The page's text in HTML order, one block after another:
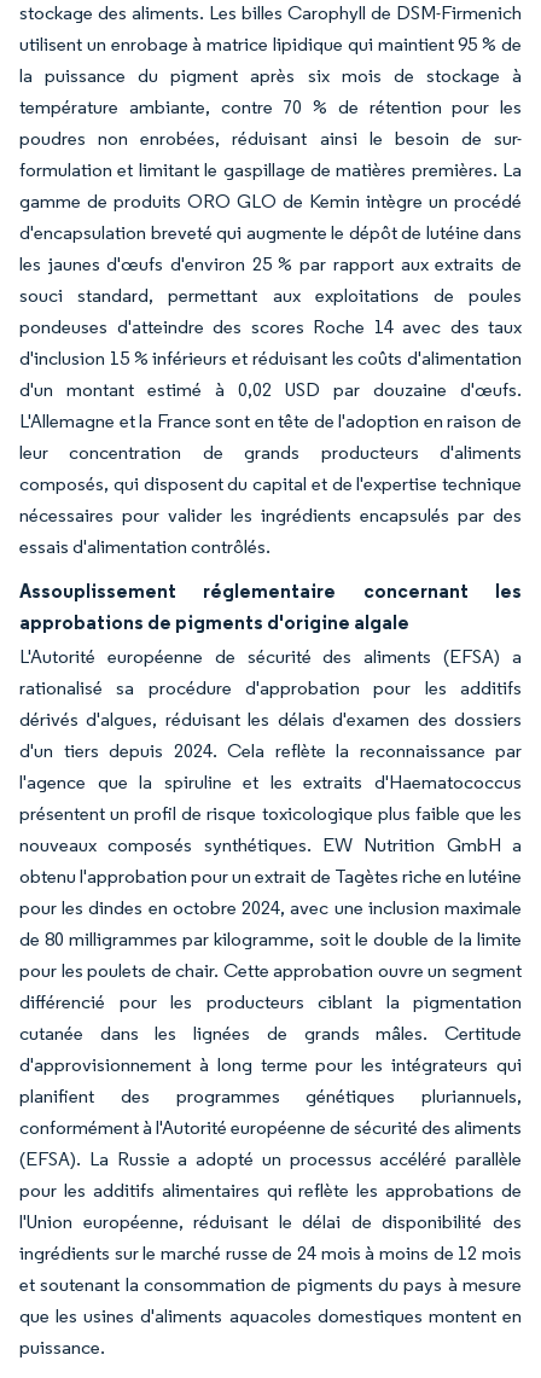
stockage des aliments. Les billes Carophyll de DSM-Firmenich
utilisent un enrobage à matrice lipidique qui maintient 95 % de
la puissance du pigment après six mois de stockage à
température ambiante, contre 70 % de rétention pour les
poudres non enrobées, réduisant ainsi le besoin de sur-
formulation et limitant le gaspillage de matières premières. La
gamme de produits ORO GLO de Kemin intègre un procédé
d'encapsulation breveté qui augmente le dépôt de lutéine dans
les jaunes d'œufs d'environ 25 % par rapport aux extraits de
souci standard, permettant aux exploitations de poules
pondeuses d'atteindre des scores Roche 14 avec des taux
d'inclusion 15 % inférieurs et réduisant les coûts d'alimentation
d'un montant estimé à 0,02 USD par douzaine d'œufs.
L'Allemagne et la France sont en tête de l'adoption en raison de
leur concentration de grands producteurs d'aliments
composés, qui disposent du capital et de l'expertise technique
nécessaires pour valider les ingrédients encapsulés par des
essais d'alimentation contrôlés.
Assouplissement réglementaire concernant les
approbations de pigments d'origine algale
L'Autorité européenne de sécurité des aliments (EFSA) a
rationalisé sa procédure d'approbation pour les additifs
dérivés d'algues, réduisant les délais d'examen des dossiers
d'un tiers depuis 2024. Cela reflète la reconnaissance par
l'agence que la spiruline et les extraits d'Haematococcus
présentent un profil de risque toxicologique plus faible que les
nouveaux composés synthétiques. EW Nutrition GmbH a
obtenu l'approbation pour un extrait de Tagètes riche en lutéine
pour les dindes en octobre 2024, avec une inclusion maximale
de 80 milligrammes par kilogramme, soit le double de la limite
pour les poulets de chair. Cette approbation ouvre un segment
différencié pour les producteurs ciblant la pigmentation
cutanée dans les lignées de grands mâles. Certitude
d'approvisionnement à long terme pour les intégrateurs qui
planifient des programmes génétiques pluriannuels,
conformément à l'Autorité européenne de sécurité des aliments
(EFSA). La Russie a adopté un processus accéléré parallèle
pour les additifs alimentaires qui reflète les approbations de
l'Union européenne, réduisant le délai de disponibilité des
ingrédients sur le marché russe de 24 mois à moins de 12 mois
et soutenant la consommation de pigments du pays à mesure
que les usines d'aliments aquacoles domestiques montent en
puissance.